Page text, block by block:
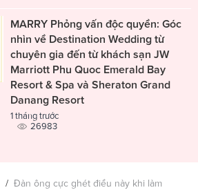
MARRY Phỏng vấn độc quyền: Góc
nhìn về Destination Wedding từ
chuyên gia đến từ khách sạn JW
Marriott Phu Quoc Emerald Bay
Resort & Spa và Sheraton Grand
Danang Resort
1 tháng trước
26983
/ Đàn ông cực ghét điều này khi làm